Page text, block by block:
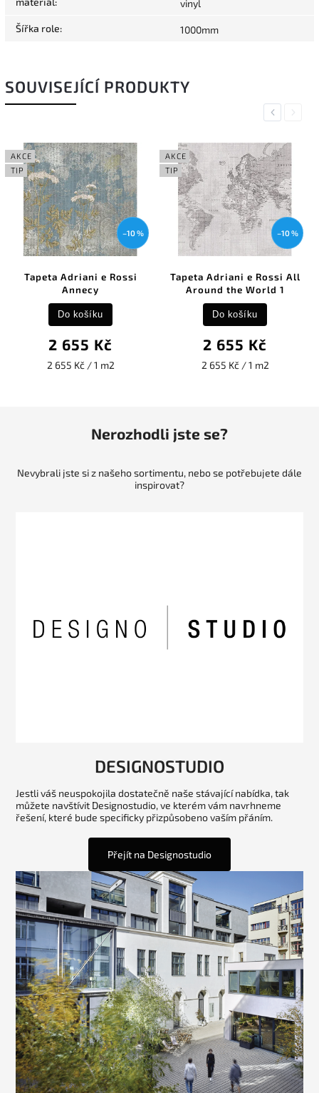
vinyl
Šířka role: 1000mm
SOUVISEJÍCÍ PRODUKTY
Previous
AKCE
TIP
–10 %
Tapeta Adriani e Rossi
Annecy
2 655 Kč
2 655 Kč / 1 m2
Do košíku
AKCE
TIP
–10 %
Tapeta Adriani e Rossi All
Around the World 1
2 655 Kč
2 655 Kč / 1 m2
Do košíku
Next
Nerozhodli jste se?
Nevybrali jste si z našeho sortimentu, nebo se potřebujete dále
inspirovat?
DESIGNOSTUDIO
Jestli váš neuspokojila dostatečně naše stávající nabídka, tak
můžete navštívit Designostudio, ve kterém vám navrhneme
řešení, které bude specificky přizpůsobeno vaším přáním.
Přejít na Designostudio